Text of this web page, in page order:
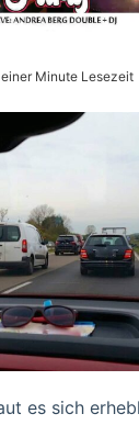
Minute Lesezeit
es sich